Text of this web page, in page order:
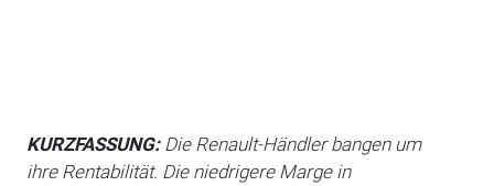
KURZFASSUNG: Die Renault-Händler bangen um
ihre Rentabilität. Die niedrigere Marge in